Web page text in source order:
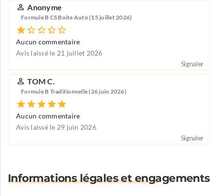
Anonyme
Formule B CS Boite Auto (15 juillet 2026)
Aucun commentaire
Avis laissé le 21 juillet 2026
Signaler
TOM C.
Formule B Traditionnelle (26 juin 2026)
Aucun commentaire
Avis laissé le 29 juin 2026
Signaler
Informations légales et engagements